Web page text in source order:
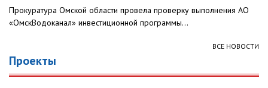
Прокуратура Омской области провела проверку выполнения АО
«ОмскВодоканал» инвестиционной программы...
ВСЕ НОВОСТИ
Проекты